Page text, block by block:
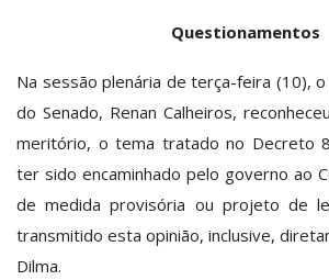
Questionamentos
Na sessão plenária de terça-feira (10),
do Senado, Renan Calheiros,
meritório, o tema tratado no Decreto
ter sido encaminhado pelo governo ao
de medida provisória ou projeto de
transmitido esta opinião, inclusive,
Dilma.